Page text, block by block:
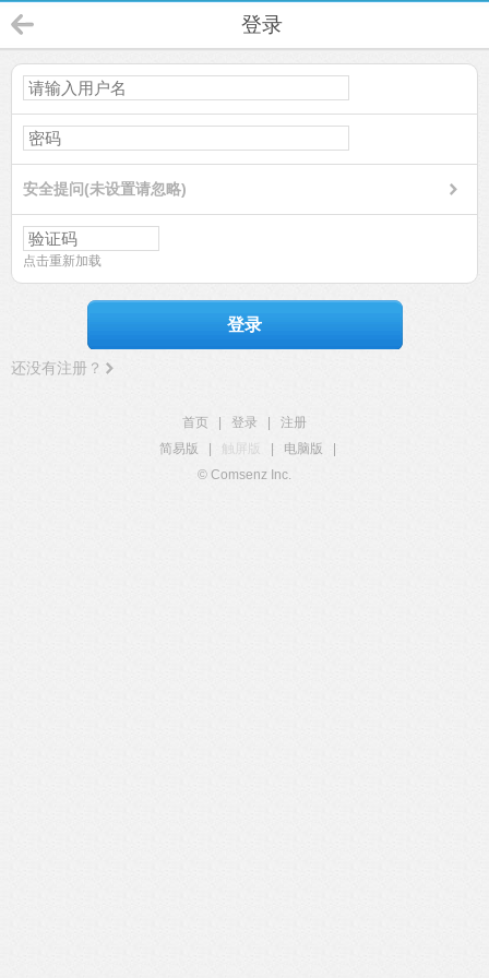
登录
安全提问(未设置请忽略)
点击重新加载
登录
还没有注册？
首页 登录
注册
简易版
触屏版 电脑版
© Comsenz Inc.